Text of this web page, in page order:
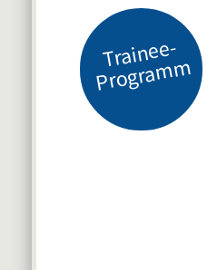
Tr
ai
n
e
e-
Pr
o
gr
a
m
m